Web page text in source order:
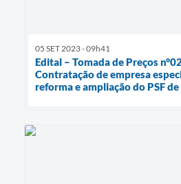
05 SET 2023 - 09h41
Edital – Tomada de Preços
Contratação de empresa
reforma e ampliação do PSF